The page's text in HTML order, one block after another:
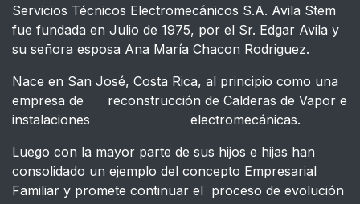
Servicios Técnicos Electromecánicos S.A. Avila Stem
fue fundada en Julio de 1975, por el Sr. Edgar Avila y
su señora esposa Ana María Chacon Rodriguez.
Nace en San José, Costa Rica, al principio como una
empresa de reconstrucción de Calderas de Vapor e
instalaciones electromecánicas.
Luego con la mayor parte de sus hijos e hijas han
consolidado un ejemplo del concepto Empresarial
Familiar y promete continuar el proceso de evolución